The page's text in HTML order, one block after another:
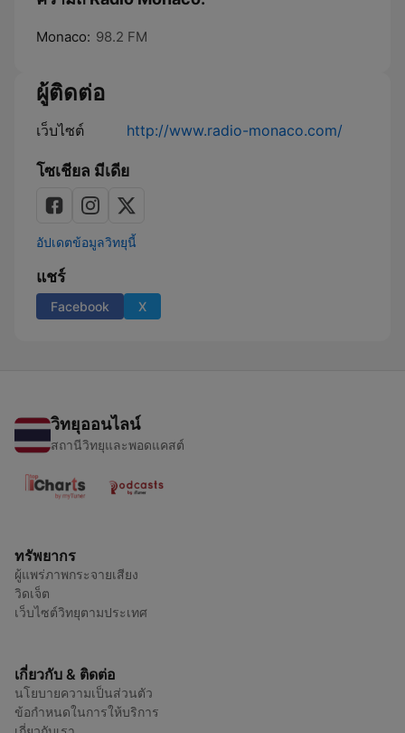
Monaco: 98.2 FM
ผู้ติดต่อ
เว็บไซต์ http://www.radio-monaco.com/
โซเชียล มีเดีย
อัปเดตข้อมูลวิทยุนี้
แชร์
Facebook X
วิทยุออนไลน์
สถานีวิทยุและพอดแคสต์
ทรัพยากร
ผู้แพร่ภาพกระจายเสียง
วิดเจ็ต
เว็บไซต์วิทยุตามประเทศ
เกี่ยวกับ & ติดต่อ
นโยบายความเป็นส่วนตัว
ข้อกำหนดในการให้บริการ